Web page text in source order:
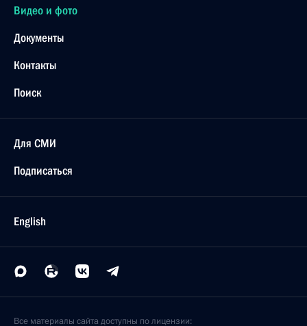
Видео и фото
Документы
Контакты
Поиск
Для СМИ
Подписаться
English
Все материалы сайта доступны по лицензии: